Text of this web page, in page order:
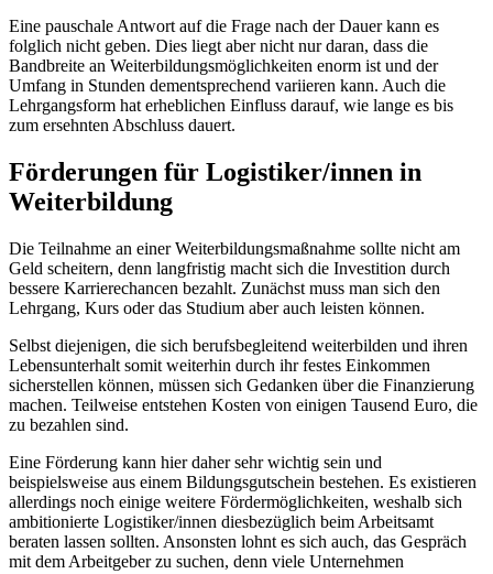
Eine pauschale Antwort auf die Frage nach der Dauer kann es
folglich nicht geben. Dies liegt aber nicht nur daran, dass die
Bandbreite an Weiterbildungsmöglichkeiten enorm ist und der
Umfang in Stunden dementsprechend variieren kann. Auch die
Lehrgangsform hat erheblichen Einfluss darauf, wie lange es bis
zum ersehnten Abschluss dauert.
Förderungen für Logistiker/innen in
Weiterbildung
Die Teilnahme an einer Weiterbildungsmaßnahme sollte nicht am
Geld scheitern, denn langfristig macht sich die Investition durch
bessere Karrierechancen bezahlt. Zunächst muss man sich den
Lehrgang, Kurs oder das Studium aber auch leisten können.
Selbst diejenigen, die sich berufsbegleitend weiterbilden und ihren
Lebensunterhalt somit weiterhin durch ihr festes Einkommen
sicherstellen können, müssen sich Gedanken über die Finanzierung
machen. Teilweise entstehen Kosten von einigen Tausend Euro, die
zu bezahlen sind.
Eine Förderung kann hier daher sehr wichtig sein und
beispielsweise aus einem Bildungsgutschein bestehen. Es existieren
allerdings noch einige weitere Fördermöglichkeiten, weshalb sich
ambitionierte Logistiker/innen diesbezüglich beim Arbeitsamt
beraten lassen sollten. Ansonsten lohnt es sich auch, das Gespräch
mit dem Arbeitgeber zu suchen, denn viele Unternehmen